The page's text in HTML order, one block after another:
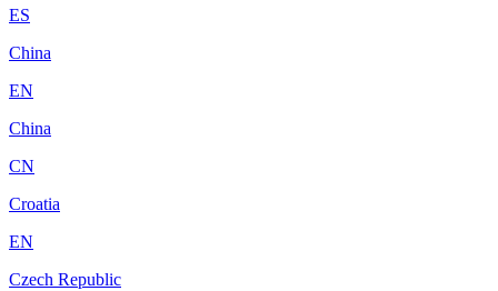
ES
China
EN
China
CN
Croatia
EN
Czech Republic